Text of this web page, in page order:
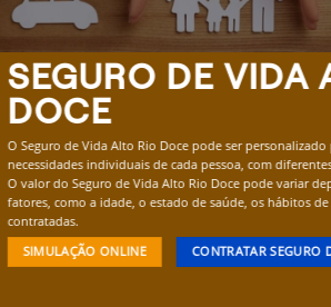
SEGURO DE VIDA
DOCE
O Seguro de Vida Alto Rio Doce pode ser personalizado
necessidades individuais de cada pessoa, com
O valor do Seguro de Vida Alto Rio Doce pode variar
fatores, como a idade, o estado de saúde, os hábitos
contratadas.
SIMULAÇÃO ONLINE CONTRATAR SEGURO